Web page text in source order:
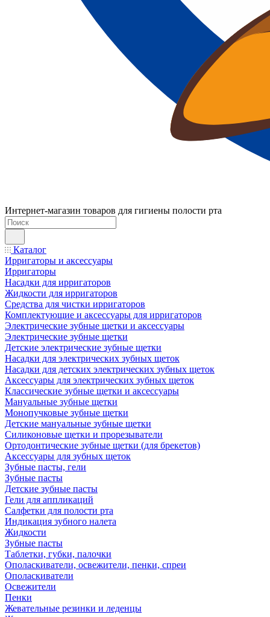
Интернет-магазин товаров для гигиены полости рта
Каталог
Ирригаторы и аксессуары
Ирригаторы
Насадки для ирригаторов
Жидкости для ирригаторов
Средства для чистки ирригаторов
Комплектующие и аксессуары для ирригаторов
Электрические зубные щетки и аксессуары
Электрические зубные щетки
Детские электрические зубные щетки
Насадки для электрических зубных щеток
Насадки для детских электрических зубных щеток
Аксессуары для электрических зубных щеток
Классические зубные щетки и аксессуары
Мануальные зубные щетки
Монопучковые зубные щетки
Детские мануальные зубные щетки
Силиконовые щетки и прорезыватели
Ортодонтические зубные щетки (для брекетов)
Аксессуары для зубных щеток
Зубные пасты, гели
Зубные пасты
Детские зубные пасты
Гели для аппликаций
Салфетки для полости рта
Индикация зубного налета
Жидкости
Зубные пасты
Таблетки, губки, палочки
Ополаскиватели, освежители, пенки, спреи
Ополаскиватели
Освежители
Пенки
Жевательные резинки и леденцы